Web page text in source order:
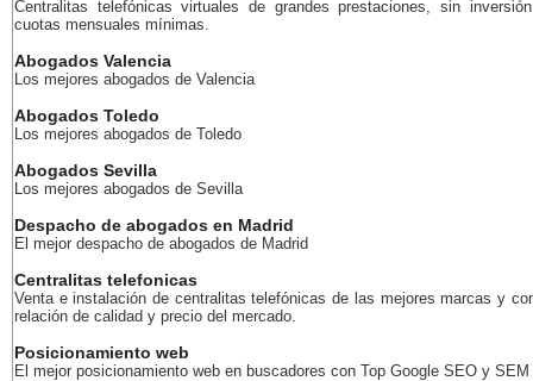
Centralitas telefónicas virtuales de grandes prestaciones, sin
cuotas mensuales mínimas.
Abogados Valencia
Los mejores abogados de Valencia
Abogados Toledo
Los mejores abogados de Toledo
Abogados Sevilla
Los mejores abogados de Sevilla
Despacho de abogados en Madrid
El mejor despacho de abogados de Madrid
Centralitas telefonicas
Venta e instalación de centralitas telefónicas de las mejores marcas y
relación de calidad y precio del mercado.
Posicionamiento web
El mejor posicionamiento web en buscadores con Top Google SEO y SEM